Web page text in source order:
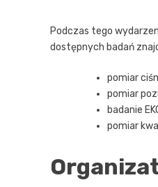
Podczas tego
dostępnych badań
pomiar
pomiar
badanie
pomiar